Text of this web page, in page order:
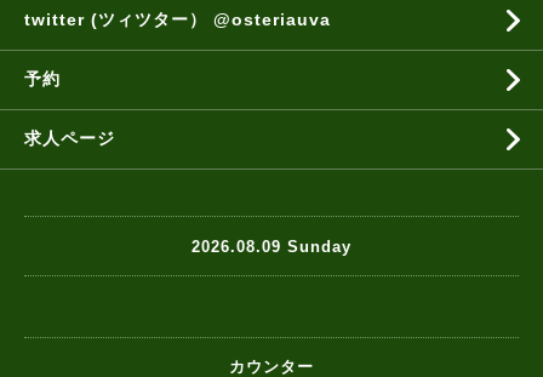
twitter (ツィツター） @osteriauva
予約
求人ページ
2026.08.09 Sunday
カウンター